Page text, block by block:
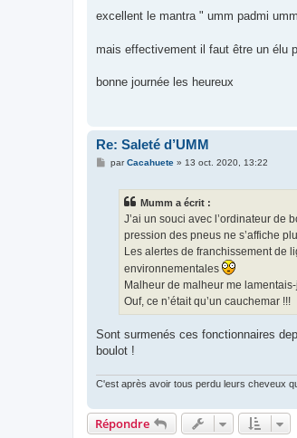
s
s
e
excellent le mantra " umm padmi
mais effectivement il faut être un élu
bonne journée les heureux
Re: Saleté d’UMM
MparCacahuete» 13 oct. 2020, 13:22
Mumm a écrit :
J’ai un souci avec l’ordinateur de
pression des pneus ne s’affiche
Les alertes de franchissement de
environnementales
Malheur de malheur me
Ouf, ce n’était qu’un cauchemar !!!
Sont surmenés ces fonctionnaires
boulot !
C'est après avoir tous perdu leurs cheveux
Répondre